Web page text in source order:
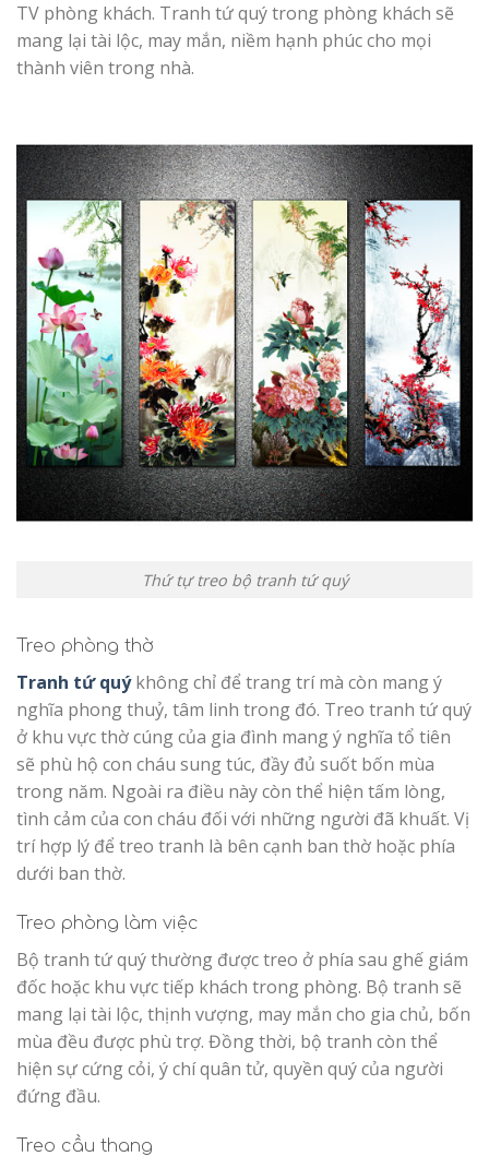
TV phòng khách. Tranh tứ quý trong phòng khách sẽ
mang lại tài lộc, may mắn, niềm hạnh phúc cho mọi
thành viên trong nhà.
Thứ tự treo bộ tranh tứ quý
Treo phòng thờ
Tranh tứ quýkhông chỉ để trang trí mà còn mang ý
nghĩa phong thuỷ, tâm linh trong đó. Treo tranh tứ quý
ở khu vực thờ cúng của gia đình mang ý nghĩa tổ tiên
sẽ phù hộ con cháu sung túc, đầy đủ suốt bốn mùa
trong năm. Ngoài ra điều này còn thể hiện tấm lòng,
tình cảm của con cháu đối với những người đã khuất. Vị
trí hợp lý để treo tranh là bên cạnh ban thờ hoặc phía
dưới ban thờ.
Treo phòng làm việc
Bộ tranh tứ quý thường được treo ở phía sau ghế giám
đốc hoặc khu vực tiếp khách trong phòng. Bộ tranh sẽ
mang lại tài lộc, thịnh vượng, may mắn cho gia chủ, bốn
mùa đều được phù trợ. Đồng thời, bộ tranh còn thể
hiện sự cứng cỏi, ý chí quân tử, quyền quý của người
đứng đầu.
Treo cầu thang